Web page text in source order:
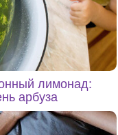
лимонад:
арбуза